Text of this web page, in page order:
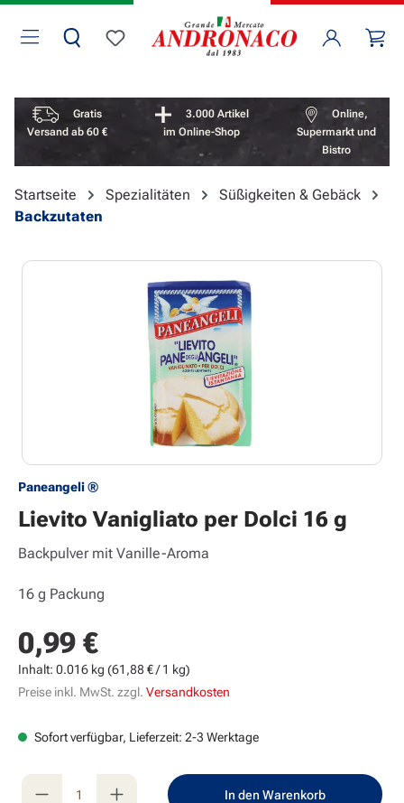
Zum Hauptinhalt springen
Du hast 0 Produkte auf dem Merkzettel
Vorteile überspringen
Gratis
Versand ab 60 €
3.000 Artikel
im Online-Shop
Online,
Supermarkt und
Bistro
Startseite Spezialitäten
Süßigkeiten & Gebäck
Backzutaten
Bildergalerie überspringen
Paneangeli ®
Lievito Vanigliato per Dolci 16 g
Backpulver mit Vanille-Aroma
16 g Packung
Regulärer Preis:
0,99 €
Inhalt: 0.016 kg (61,88 € / 1 kg)
Preise inkl. MwSt. zzgl. Versandkosten
Sofort verfügbar, Lieferzeit: 2-3 Werktage
Produkt Anzahl: Gib den gewünschten
In den Warenkorb